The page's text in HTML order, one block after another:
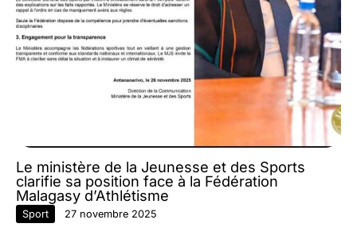
Le ministère de la Jeunesse et des Sports
clarifie sa position face à la Fédération
Malagasy d’Athlétisme
Sport 27 novembre 2025